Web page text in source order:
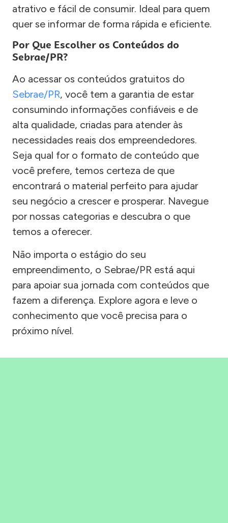
atrativo e fácil de consumir. Ideal para quem
quer se informar de forma rápida e eficiente.
Por Que Escolher os Conteúdos do
Sebrae/PR?
Ao acessar os conteúdos gratuitos do
Sebrae/PR, você tem a garantia de estar
consumindo informações confiáveis e de
alta qualidade, criadas para atender às
necessidades reais dos empreendedores.
Seja qual for o formato de conteúdo que
você prefere, temos certeza de que
encontrará o material perfeito para ajudar
seu negócio a crescer e prosperar. Navegue
por nossas categorias e descubra o que
temos a oferecer.
Não importa o estágio do seu
empreendimento, o Sebrae/PR está aqui
para apoiar sua jornada com conteúdos que
fazem a diferença. Explore agora e leve o
conhecimento que você precisa para o
próximo nível.